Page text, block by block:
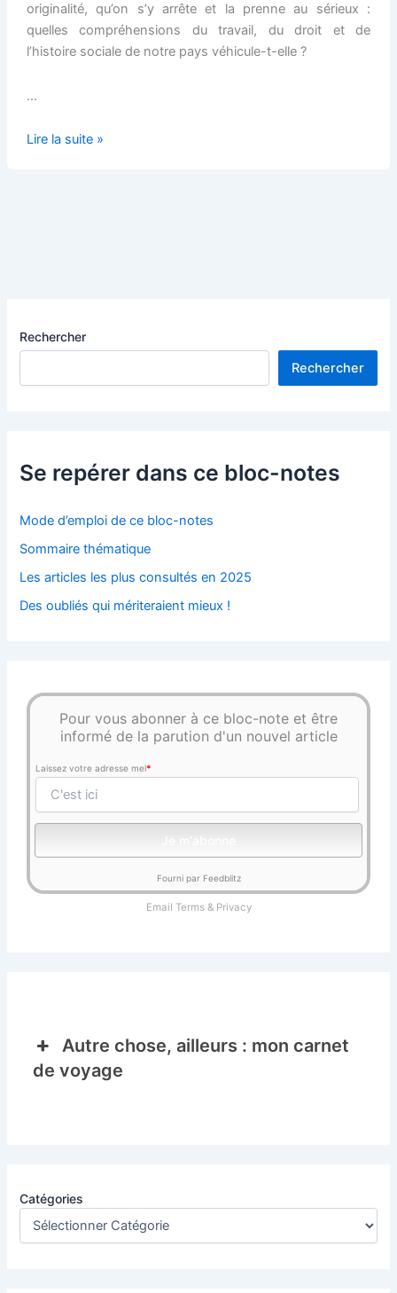
originalité, qu’on s’y arrête et la prenne au sérieux :
quelles compréhensions du travail, du droit et de
l’histoire sociale de notre pays véhicule-t-elle ?
…
Le
Lire la suite »
Rechercher
Rechercher
Se repérer dans ce bloc-notes
Mode d’emploi de ce bloc-notes
Sommaire thématique
Les articles les plus consultés en 2025
Des oubliés qui mériteraient mieux !
Pour vous abonner à ce bloc-note et être
informé de la parution d'un nouvel article
Laissez votre adresse mel*
Fourni par Feedblitz
Email Terms& Privacy
Autre chose, ailleurs : mon carnet
de voyage
Catégories